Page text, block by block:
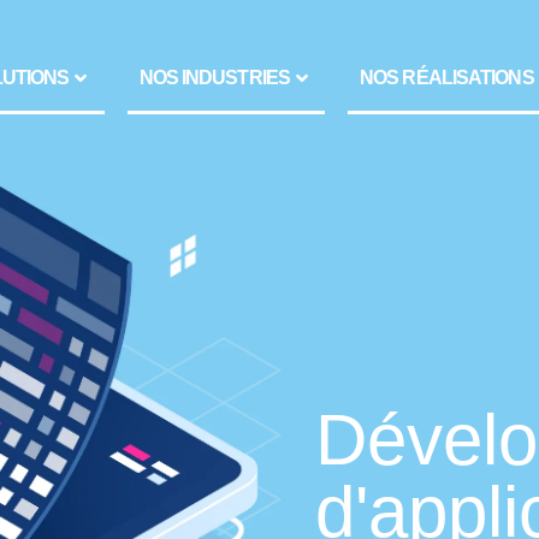
NOS INDUSTRIES NOS RÉALISATIONS